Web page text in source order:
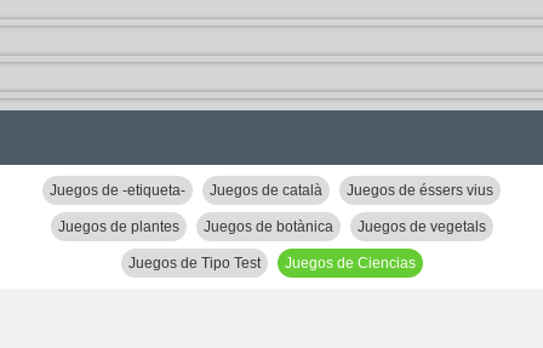
Juegos de -etiqueta- Juegos de català Juegos de éssers vius
Juegos de plantes Juegos de botànica Juegos de vegetals
Juegos de Tipo Test Juegos de Ciencias